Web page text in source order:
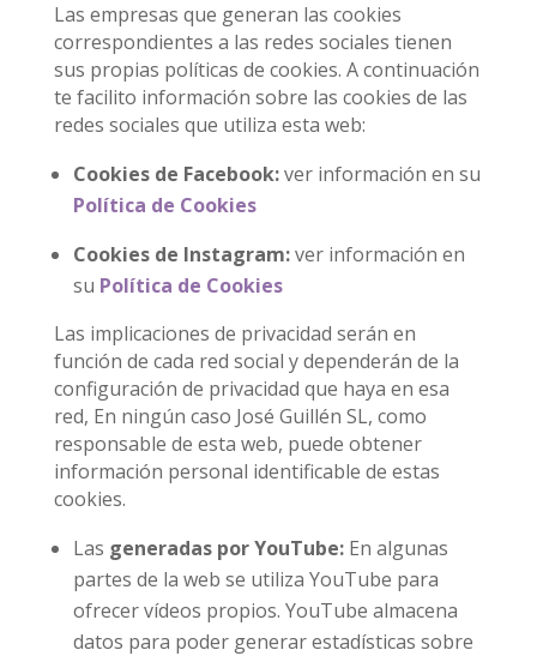
Las empresas que generan las cookies
correspondientes a las redes sociales tienen
sus propias políticas de cookies. A continuación
te facilito información sobre las cookies de las
redes sociales que utiliza esta web:
Cookies de Facebook:ver información en su
Política de Cookies
Cookies de Instagram:ver información en
su Política de Cookies
Las implicaciones de privacidad serán en
función de cada red social y dependerán de la
configuración de privacidad que haya en esa
red, En ningún caso José Guillén SL, como
responsable de esta web, puede obtener
información personal identificable de estas
cookies.
Las generadas por YouTube:En algunas
partes de la web se utiliza YouTube para
ofrecer vídeos propios. YouTube almacena
datos para poder generar estadísticas sobre